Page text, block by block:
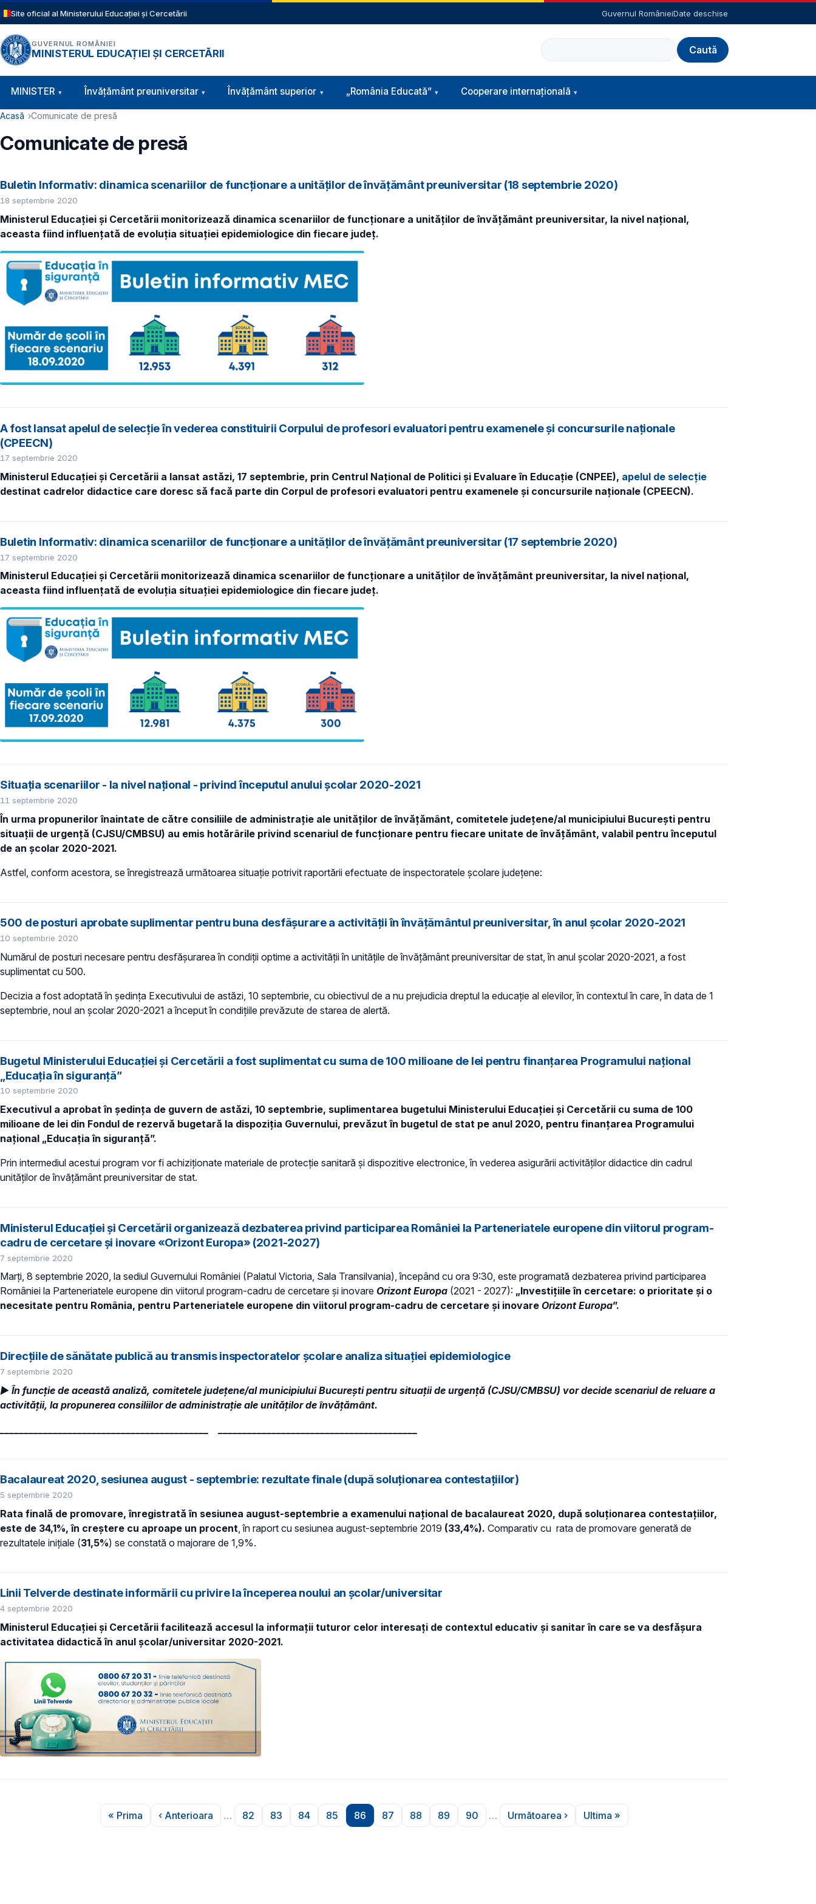
Sari la conținutul principal
Site oficial al Ministerului Educației și Cercetării Guvernul RomânieiDate deschise
GUVERNUL ROMÂNIEI
MINISTERUL EDUCAȚIEI ȘI CERCETĂRII
Caută
Navigație principală
MINISTER Învăţământ preuniversitar Învățământ superior „România Educată” Cooperare internațională
Cale de navigare
Acasă Comunicate de presă
Comunicate de presă
Buletin Informativ: dinamica scenariilor de funcționare a unităților de învățământ preuniversitar (18 septembrie 2020)
18 septembrie 2020
Ministerul Educației și Cercetării monitorizează dinamica scenariilor de funcționare a unităților de învățământ preuniversitar, la nivel național,
aceasta fiind influențată de evoluția situației epidemiologice din fiecare județ.
A fost lansat apelul de selecție în vederea constituirii Corpului de profesori evaluatori pentru examenele și concursurile naționale
(CPEECN)
17 septembrie 2020
Ministerul Educației și Cercetării a lansat astăzi, 17 septembrie, prin Centrul Național de Politici și Evaluare în Educație (CNPEE), apelul de selecție
destinat cadrelor didactice care doresc să facă parte din Corpul de profesori evaluatori pentru examenele și concursurile naționale (CPEECN).
Buletin Informativ: dinamica scenariilor de funcționare a unităților de învățământ preuniversitar (17 septembrie 2020)
17 septembrie 2020
Ministerul Educației și Cercetării monitorizează dinamica scenariilor de funcționare a unităților de învățământ preuniversitar, la nivel național,
aceasta fiind influențată de evoluția situației epidemiologice din fiecare județ.
Situația scenariilor - la nivel național - privind începutul anului școlar 2020-2021
11 septembrie 2020
În urma propunerilor înaintate de către consiliile de administrație ale unităților de învățământ, comitetele județene/al municipiului București pentru
situații de urgență (CJSU/CMBSU) au emis hotărârile privind scenariul de funcționare pentru fiecare unitate de învățământ, valabil pentru începutul
de an școlar 2020-2021.
Astfel, conform acestora, se înregistrează următoarea situație potrivit raportării efectuate de inspectoratele școlare județene:
500 de posturi aprobate suplimentar pentru buna desfășurare a activității în învățământul preuniversitar, în anul școlar 2020-2021
10 septembrie 2020
Numărul de posturi necesare pentru desfășurarea în condiții optime a activității în unitățile de învățământ preuniversitar de stat, în anul școlar 2020-2021, a fost
suplimentat cu 500.
Decizia a fost adoptată în ședința Executivului de astăzi, 10 septembrie, cu obiectivul de a nu prejudicia dreptul la educație al elevilor, în contextul în care, în data de 1
septembrie, noul an școlar 2020-2021 a început în condițiile prevăzute de starea de alertă.
Bugetul Ministerului Educației și Cercetării a fost suplimentat cu suma de 100 milioane de lei pentru finanțarea Programului național
„Educația în siguranță”
10 septembrie 2020
Executivul a aprobat în ședința de guvern de astăzi, 10 septembrie, suplimentarea bugetului Ministerului Educației și Cercetării cu suma de 100
milioane de lei din Fondul de rezervă bugetară la dispoziția Guvernului, prevăzut în bugetul de stat pe anul 2020, pentru finanțarea Programului
național „Educația în siguranță”.
Prin intermediul acestui program vor fi achiziționate materiale de protecție sanitară și dispozitive electronice, în vederea asigurării activităților didactice din cadrul
unităților de învățământ preuniversitar de stat.
Ministerul Educației și Cercetării organizează dezbaterea privind participarea României la Parteneriatele europene din viitorul program-
cadru de cercetare și inovare «Orizont Europa» (2021-2027)
7 septembrie 2020
Marți, 8 septembrie 2020, la sediul Guvernului României (Palatul Victoria, Sala Transilvania), începând cu ora 9:30, este programată dezbaterea privind participarea
României la Parteneriatele europene din viitorul program-cadru de cercetare și inovare Orizont Europa (2021 - 2027): „Investițiile în cercetare: o prioritate și o
necesitate pentru România, pentru Parteneriatele europene din viitorul program-cadru de cercetare și inovare Orizont Europa”.
Direcțiile de sănătate publică au transmis inspectoratelor școlare analiza situației epidemiologice
7 septembrie 2020
► În funcție de această analiză, comitetele județene/al municipiului București pentru situații de urgență (CJSU/CMBSU) vor decide scenariul de reluare a
activității, la propunerea consiliilor de administrație ale unităților de învățământ.
Bacalaureat 2020, sesiunea august - septembrie: rezultate finale (după soluționarea contestațiilor)
5 septembrie 2020
Rata finală de promovare, înregistrată în sesiunea august-septembrie a examenului național de bacalaureat 2020, după soluționarea contestațiilor,
este de 34,1%, în creștere cu aproape un procent , în raport cu sesiunea august-septembrie 2019 (33,4%). Comparativ cu rata de promovare generată de
rezultatele inițiale (31,5%) se constată o majorare de 1,9%.
Linii Telverde destinate informării cu privire la începerea noului an școlar/universitar
4 septembrie 2020
Ministerul Educației și Cercetării facilitează accesul la informații tuturor celor interesați de contextul educativ și sanitar în care se va desfășura
activitatea didactică în anul școlar/universitar 2020-2021.
Prima pagină
« Prima
Pagina anterioară
‹ Anterioara …
Pagina
82
Pagina
83
Pagina
84
Pagina
85
Pagina
86
Pagina
87
Pagina
88
Pagina
89
Pagina
90 …
Pagina următoare
Următoarea ›
Ultima pagină
Ultima »